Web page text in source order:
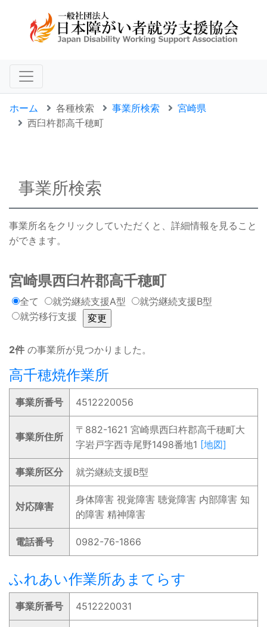
ホーム 各種検索 事業所検索
宮崎県
西臼杵郡高千穂町
事業所検索
事業所名をクリックしていただくと、詳細情報を見ること
ができます。
宮崎県西臼杵郡高千穂町
全て 就労継続支援A型
就労継続支援B型
就労移行支援
2件 の事業所が見つかりました。
高千穂焼作業所
事業所番号 4512220056
事業所住所
〒882-1621 宮崎県西臼杵郡高千穂町大
字岩戸字西寺尾野1498番地1 [地図]
事業所区分 就労継続支援B型
対応障害
身体障害 視覚障害 聴覚障害 内部障害 知
的障害 精神障害
電話番号 0982-76-1866
ふれあい作業所あまてらす
事業所番号 4512220031